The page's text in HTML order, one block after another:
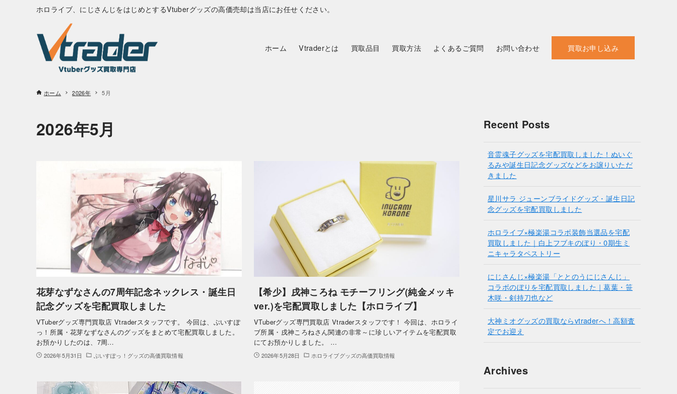
ホロライブ、にじさんじをはじめとするVtuberグッズの高価売却は当店にお任せください。
ホーム Vtraderとは 買取品目 買取方法 よくあるご質問 お問い合わせ 買取お申し込み
ホーム 2026年 5月
2026年5月
花芽なずなさんの7周年記念ネックレス・誕生日
記念グッズを宅配買取しました
VTuberグッズ専門買取店 Vtraderスタッフです。 今回は、ぶいすぽ
っ！所属・花芽なずなさんのグッズをまとめて宅配買取しました。
お預かりしたのは、7周…
2026年5月31日 ぶいすぽっ！グッズの高価買取情報
【希少】戌神ころね モチーフリング(純金メッキ
ver.)を宅配買取しました【ホロライブ】
VTuberグッズ専門買取店 Vtraderスタッフです！ 今回は、ホロライ
ブ所属・戌神ころねさん関連の非常～に珍しいアイテムを宅配買取
にてお預かりしました。 …
2026年5月28日 ホロライブグッズの高価買取情報
Recent Posts
音霊魂子グッズを宅配買取しました！ぬいぐ
るみや誕生日記念グッズなどをお譲りいただ
きました
星川サラ ジューンブライドグッズ・誕生日記
念グッズを宅配買取しました
ホロライブ×極楽湯コラボ装飾当選品を宅配
買取しました｜白上フブキのぼり・0期生ミ
ニキャラタペストリー
にじさんじ×極楽湯「ととのうにじさんじ」
コラボのぼりを宅配買取しました｜葛葉・笹
木咲・剣持刀也など
大神ミオグッズの買取ならvtraderへ！高額査
定でお迎え
Archives